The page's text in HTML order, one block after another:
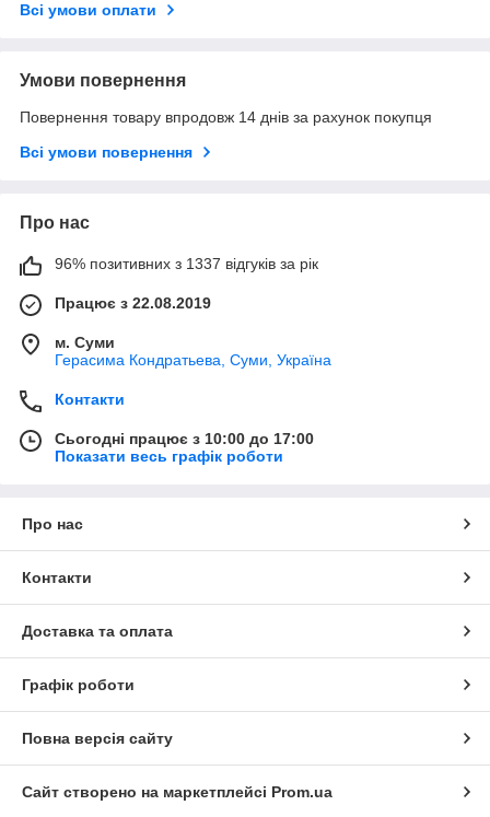
Всі умови оплати
Умови повернення
Повернення товару впродовж 14 днів за рахунок покупця
Всі умови повернення
Про нас
96% позитивних з 1337 відгуків за рік
Працює з 22.08.2019
м. Суми
Герасима Кондратьева, Суми, Україна
Контакти
Сьогодні працює з 10:00 до 17:00
Показати весь графік роботи
Про нас
Контакти
Доставка та оплата
Графік роботи
Повна версія сайту
Сайт створено на маркетплейсі Prom.ua